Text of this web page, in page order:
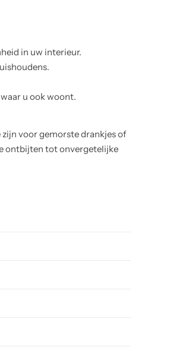
in uw interieur.
u ook woont.
voor gemorste drankjes of
ontbijten tot onvergetelijke